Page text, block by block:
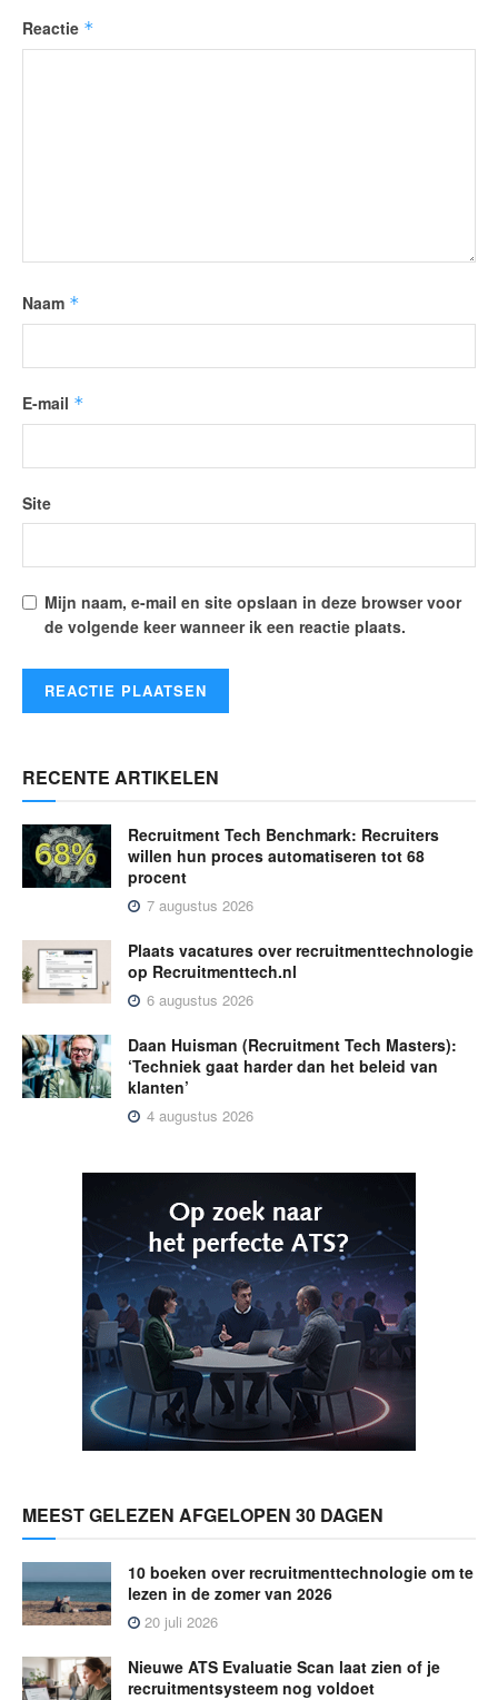
Reactie *
Naam *
E-mail *
Site
Mijn naam, e-mail en site opslaan in deze browser voor
de volgende keer wanneer ik een reactie plaats.
RECENTE ARTIKELEN
Recruitment Tech Benchmark: Recruiters
willen hun proces automatiseren tot 68
procent
7 augustus 2026
Plaats vacatures over recruitmenttechnologie
op Recruitmenttech.nl
6 augustus 2026
Daan Huisman (Recruitment Tech Masters):
‘Techniek gaat harder dan het beleid van
klanten’
4 augustus 2026
MEEST GELEZEN AFGELOPEN 30 DAGEN
10 boeken over recruitmenttechnologie om te
lezen in de zomer van 2026
20 juli 2026
Nieuwe ATS Evaluatie Scan laat zien of je
recruitmentsysteem nog voldoet